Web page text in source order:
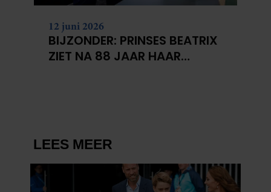
12 juni 2026
BIJZONDER: PRINSES BEATRIX
ZIET NA 88 JAAR HAAR